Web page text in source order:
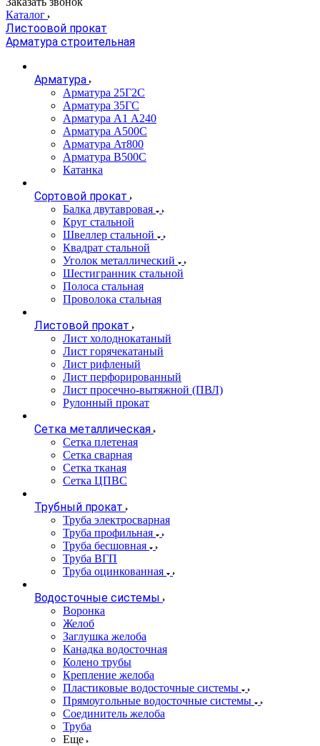
Каталог
Листоовой прокат
Арматура строительная
Арматура
Арматура 25Г2С
Арматура 35ГС
Арматура А1 А240
Арматура А500С
Арматура Ат800
Арматура В500С
Катанка
Сортовой прокат
Балка двутавровая
Круг стальной
Швеллер стальной
Квадрат стальной
Уголок металлический
Шестигранник стальной
Полоса стальная
Проволока стальная
Листовой прокат
Лист холоднокатаный
Лист горячекатаный
Лист рифленый
Лист перфорированный
Лист просечно-вытяжной (ПВЛ)
Рулонный прокат
Сетка металлическая
Сетка плетеная
Сетка сварная
Сетка тканая
Сетка ЦПВС
Трубный прокат
Труба электросварная
Труба профильная
Труба бесшовная
Труба ВГП
Труба оцинкованная
Водосточные системы
Воронка
Желоб
Заглушка желоба
Канадка водосточная
Колено трубы
Крепление желоба
Пластиковые водосточные системы
Прямоугольные водосточные системы
Соединитель желоба
Труба
Еще